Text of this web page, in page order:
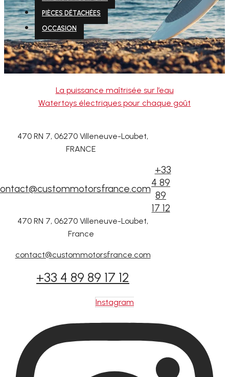
PIÈCES DÉTACHÉES
OCCASION
La puissance maîtrisée sur l’eau
Watertoys électriques pour chaque goût
470 RN 7, 06270 Villeneuve-Loubet,
FRANCE
+33
4 89
89
17 12
470 RN 7, 06270 Villeneuve-Loubet,
France
contact@custommotorsfrance.com
+33 4 89 89 17 12
Instagram